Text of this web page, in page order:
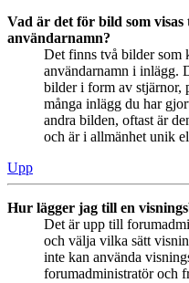
Vad är det för bild som
användarnamn?
Det finns två bilder som
användarnamn i inlägg.
bilder i form av stjärnor,
många inlägg du har
andra bilden, oftast är
och är i allmänhet unik
Upp
Hur lägger jag till en
Det är upp till
och välja vilka sätt
inte kan använda
forumadministratör och